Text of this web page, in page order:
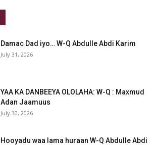
Damac Dad iyo… W-Q Abdulle Abdi Karim
July 31, 2026
YAA KA DANBEEYA OLOLAHA: W-Q : Maxmud
Adan Jaamuus
July 30, 2026
Hooyadu waa lama huraan W-Q Abdulle Abdi